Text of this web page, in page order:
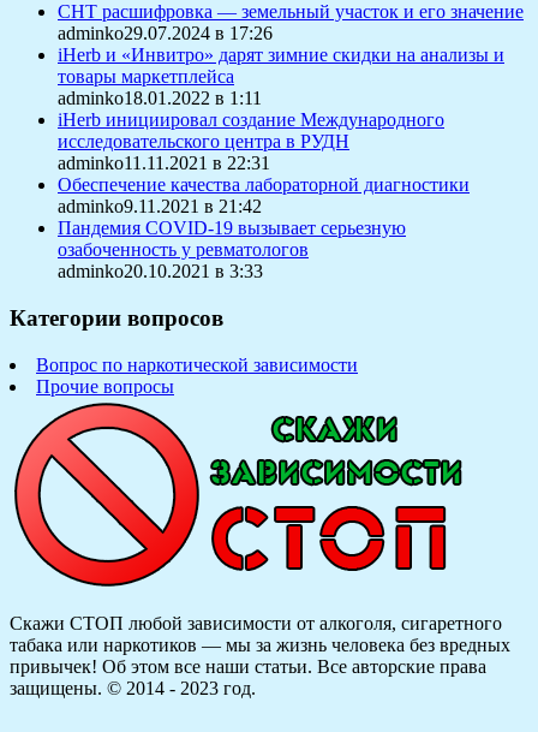
СНТ расшифровка — земельный участок и его значение
adminko29.07.2024 в 17:26
iHerb и «Инвитро» дарят зимние скидки на анализы и
товары маркетплейса
adminko18.01.2022 в 1:11
iHerb инициировал создание Международного
исследовательского центра в РУДН
adminko11.11.2021 в 22:31
Обеспечение качества лабораторной диагностики
adminko9.11.2021 в 21:42
Пандемия COVID-19 вызывает серьезную
озабоченность у ревматологов
adminko20.10.2021 в 3:33
Категории вопросов
Вопрос по наркотической зависимости
Прочие вопросы
Скажи СТОП любой зависимости от алкоголя, сигаретного
табака или наркотиков — мы за жизнь человека без вредных
привычек! Об этом все наши статьи. Все авторские права
защищены. © 2014 - 2023 год.